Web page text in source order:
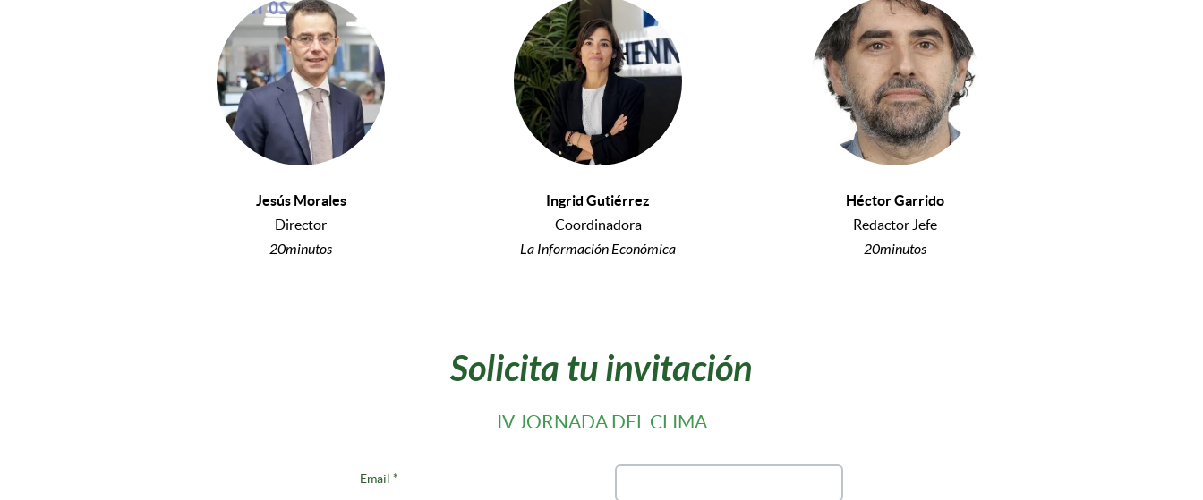
Jesús Morales
Director
20minutos
Ingrid Gutiérrez
Coordinadora
La Información Económica
Héctor Garrido
Redactor Jefe
20minutos
Solicita tu invitación
IV JORNADA DEL CLIMA
Email *